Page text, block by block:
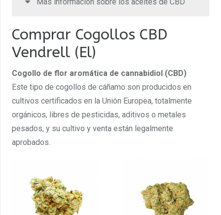
Comprar Cogollos CBD
Vendrell (El)
Cogollo de flor aromática de cannabidiol (CBD)
Este tipo de cogollos de cáñamo son producidos en
cultivos certificados en la Unión Europea, totalmente
orgánicos, libres de pesticidas, aditivos o metales
pesados, y su cultivo y venta están legalmente
aprobados.